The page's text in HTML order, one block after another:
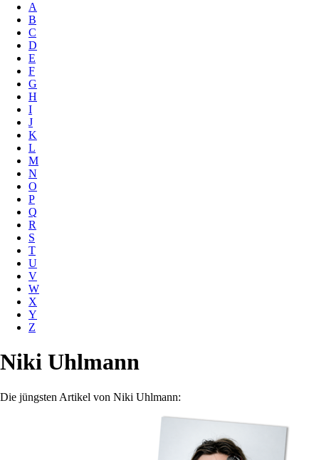
A
B
C
D
E
F
G
H
I
J
K
L
M
N
O
P
Q
R
S
T
U
V
W
X
Y
Z
Niki Uhlmann
Die jüngsten Artikel von Niki Uhlmann: